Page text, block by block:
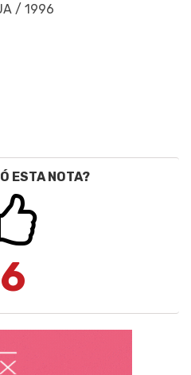
/ 1996
ESTA NOTA?
6